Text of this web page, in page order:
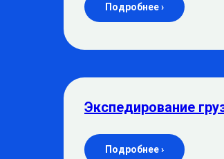
Подробнее ›
Экспедирование
Подробнее ›